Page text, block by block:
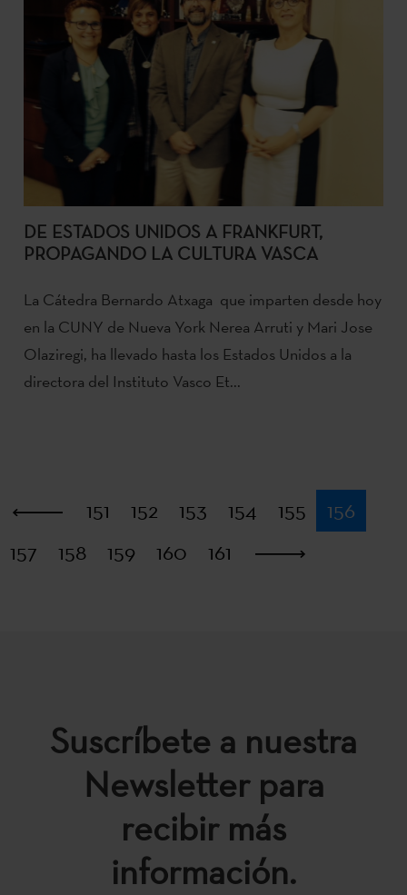
DE ESTADOS UNIDOS A FRANKFURT,
PROPAGANDO LA CULTURA VASCA
La Cátedra Bernardo Atxaga que imparten desde hoy
en la CUNY de Nueva York Nerea Arruti y Mari Jose
Olaziregi, ha llevado hasta los Estados Unidos a la
directora del Instituto Vasco Et...
Primera
151 152 153 154 155
156
157
158 159 160 161
Suscríbete a nuestra
Newsletter para
recibir más
información.